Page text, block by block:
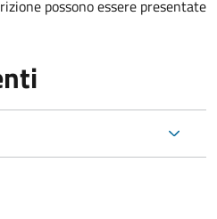
possono essere presentate